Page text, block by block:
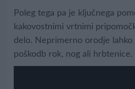
Poleg tega pa je ključnega
kakovostnimi vrtnimi
delo. Neprimerno orodje
poškodb rok, nog ali hrbtenice.